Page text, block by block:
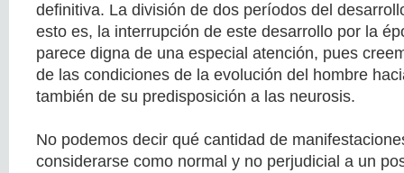
definitiva. La división de dos períodos del
esto es, la interrupción de este desarrollo por la
parece digna de una especial atención, pues
de las condiciones de la evolución del hombre
también de su predisposición a las neurosis.
No podemos decir qué cantidad de
considerarse como normal y no perjudicial a un